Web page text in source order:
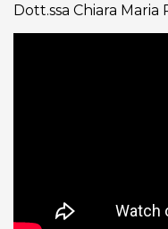
Dott.ssa Chiara Maria